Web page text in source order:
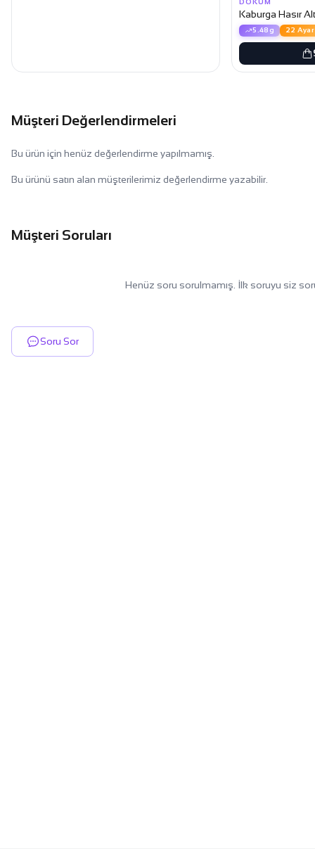
Kaburga Hasır
5.48g 22 Ayar
Müşteri Değerlendirmeleri
Bu ürün için henüz değerlendirme yapılmamış.
Bu ürünü satın alan müşterilerimiz değerlendirme yazabilir.
Müşteri Soruları
Henüz soru sorulmamış. İlk soruyu siz
Soru Sor